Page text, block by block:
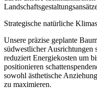
Strategische natürliche
Unsere präzise geplante
südwestlicher Ausrichtungen
reduziert Energiekosten um
positionieren
sowohl ästhetische
zu maximieren.